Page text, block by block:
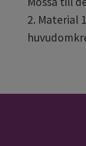
2. Material